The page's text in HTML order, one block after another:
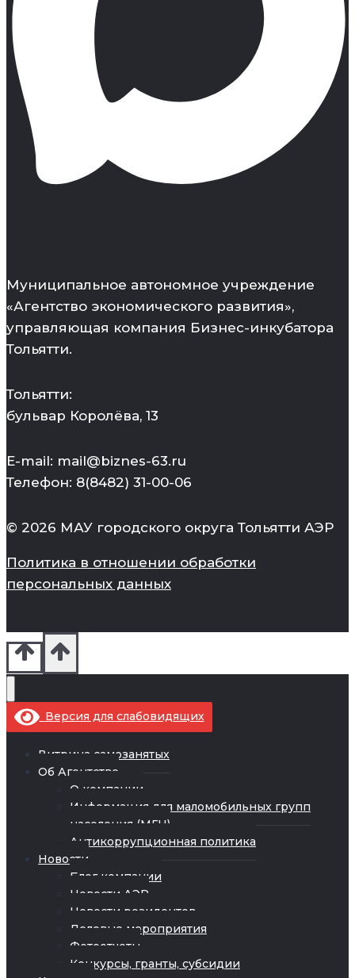
Муниципальное автономное учреждение
«Агентство экономического развития»,
управляющая компания Бизнес-инкубатора
Тольятти.
Тольятти:
бульвар Королёва, 13
E-mail: mail@biznes-63.ru
Телефон: 8(8482) 31-00-06
© 2026 МАУ городского округа Тольятти АЭР
Политика в отношении обработки
персональных данных
Версия для слабовидящих
Витрина самозанятых
Об Агентстве
О компании
Информация для маломобильных групп
населения (МГН)
Антикоррупционная политика
Новости
Блог компании
Новости АЭР
Новости резидентов
Деловые мероприятия
Фотоотчеты
Конкурсы, гранты, субсидии